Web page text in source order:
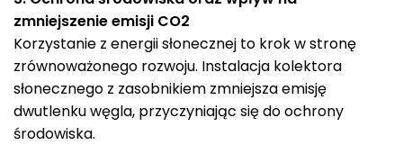
zmniejszenie emisji CO2
Korzystanie z energii słonecznej to krok w stronę
zrównoważonego rozwoju. Instalacja kolektora
słonecznego z zasobnikiem zmniejsza emisję
dwutlenku węgla, przyczyniając się do ochrony
środowiska.